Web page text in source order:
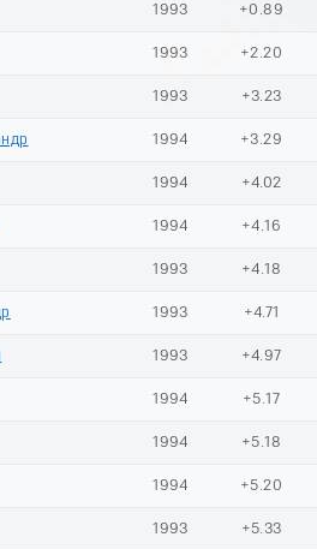
1993 +0.89
1993 +2.20
1993 +3.23
1994 +3.29
1994 +4.02
1994 +4.16
1993 +4.18
1993 +4.71
1993 +4.97
1994 +5.17
1994 +5.18
1994 +5.20
1993 +5.33